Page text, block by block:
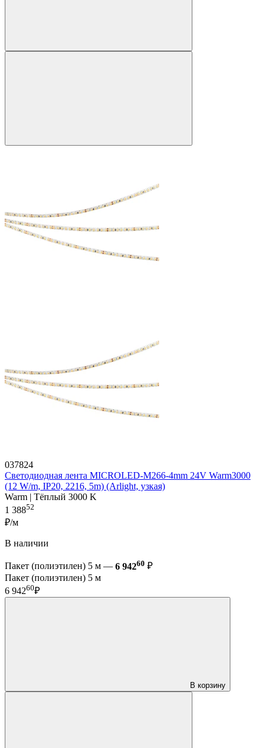
037824
Светодиодная лента MICROLED-M266-4mm 24V Warm3000
(12 W/m, IP20, 2216, 5m) (Arlight, узкая)
Warm | Тёплый 3000 K
1 38852
₽/м
В наличии
Пакет (полиэтилен) 5 м — 6 94260 ₽
Пакет (полиэтилен) 5 м
6 94260₽
В корзину